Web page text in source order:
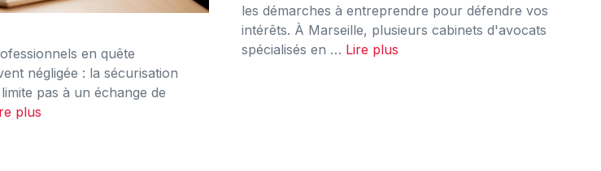
en quête
négligée : la sécurisation
pas à un échange de
plus
les démarches à entreprendre pour défendre vos
intérêts. À Marseille, plusieurs cabinets d'avocats
spécialisés en … Lire plus